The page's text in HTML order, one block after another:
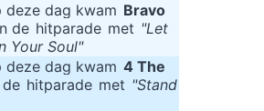
deze dag kwam Bravo
de hitparade met "Let
Your Soul"
deze dag kwam 4 The
hitparade met "Stand